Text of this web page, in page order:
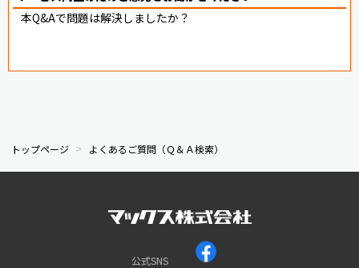
本Q&Aで問題は解決しましたか？
トップページ よくあるご質問（Ｑ＆Ａ検索）
公式SNS